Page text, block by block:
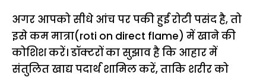
अगर आपको सीधे आंच पर पकी हुई रोटी पसंद है, तो
इसे कम मात्रा(roti on direct flame) में खाने की
कोशिश करें। डॉक्टरों का सुझाव है कि आहार में
संतुलित खाद्य पदार्थ शामिल करें, ताकि शरीर को